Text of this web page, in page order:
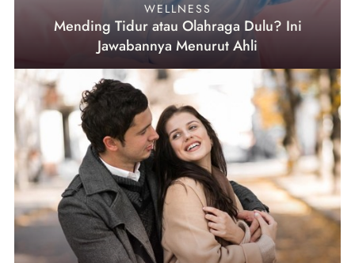
WELLNESS
Mending Tidur atau Olahraga Dulu? Ini
Jawabannya Menurut Ahli